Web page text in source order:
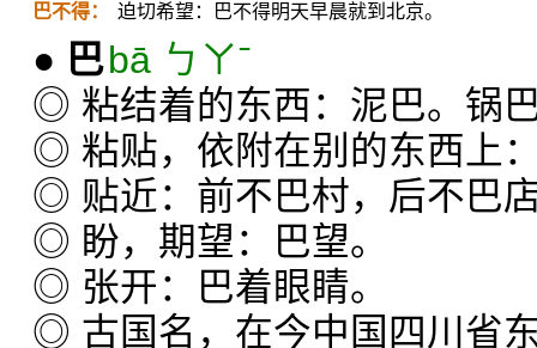
巴不得： 迫切希望：巴不得明天早晨就到北京。
● 巴bā ㄅㄚˉ
◎ 粘结着的东西：泥巴。锅
◎ 粘贴，依附在别的东西上
◎ 贴近：前不巴村，后不巴
◎ 盼，期望：巴望。
◎ 张开：巴着眼睛。
◎ 古国名，在今中国四川省